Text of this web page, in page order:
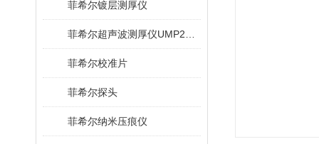
菲希尔镀层测厚仪
菲希尔校准片
菲希尔探头
菲希尔纳米压痕仪